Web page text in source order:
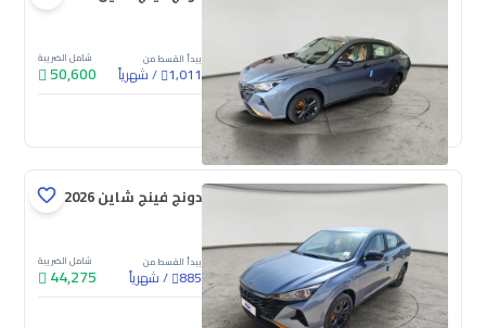
يبدأ القسط من
1,011
/شهرياً
شامل الضريبة
50,600
جديدة
دونج فينج شاين E1 2026
يبدأ القسط من
885
/شهرياً
شامل الضريبة
44,275
جديدة